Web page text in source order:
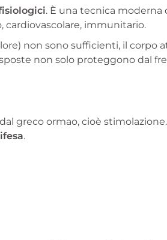
. È una tecnica
cardiovascolare, immunitario.
non sono sufficienti, il corpo
non solo proteggono dal
dal greco ormao, cioè
.